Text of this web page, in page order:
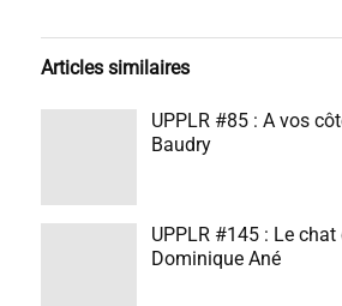
Articles similaires
UPPLR #85 : A vos
Baudry
UPPLR #145 : Le
Dominique Ané